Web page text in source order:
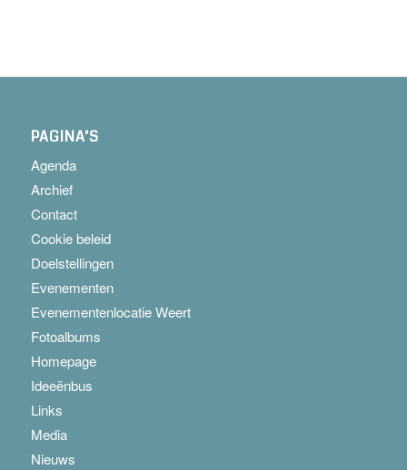
PAGINA’S
Agenda
Archief
Contact
Cookie beleid
Doelstellingen
Evenementen
Evenementenlocatie Weert
Fotoalbums
Homepage
Ideeënbus
Links
Media
Nieuws